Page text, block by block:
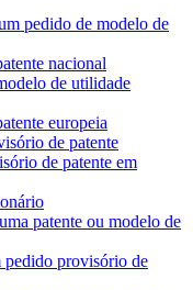
pedido de modelo de
nacional
de utilidade
europeia
de patente
de patente em
patente ou modelo de
pedido provisório de